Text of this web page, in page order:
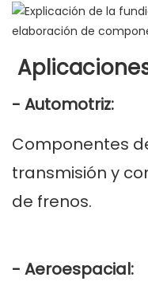
- Automotriz:
Componentes
transmisión y
de frenos.
- Aeroespacial: